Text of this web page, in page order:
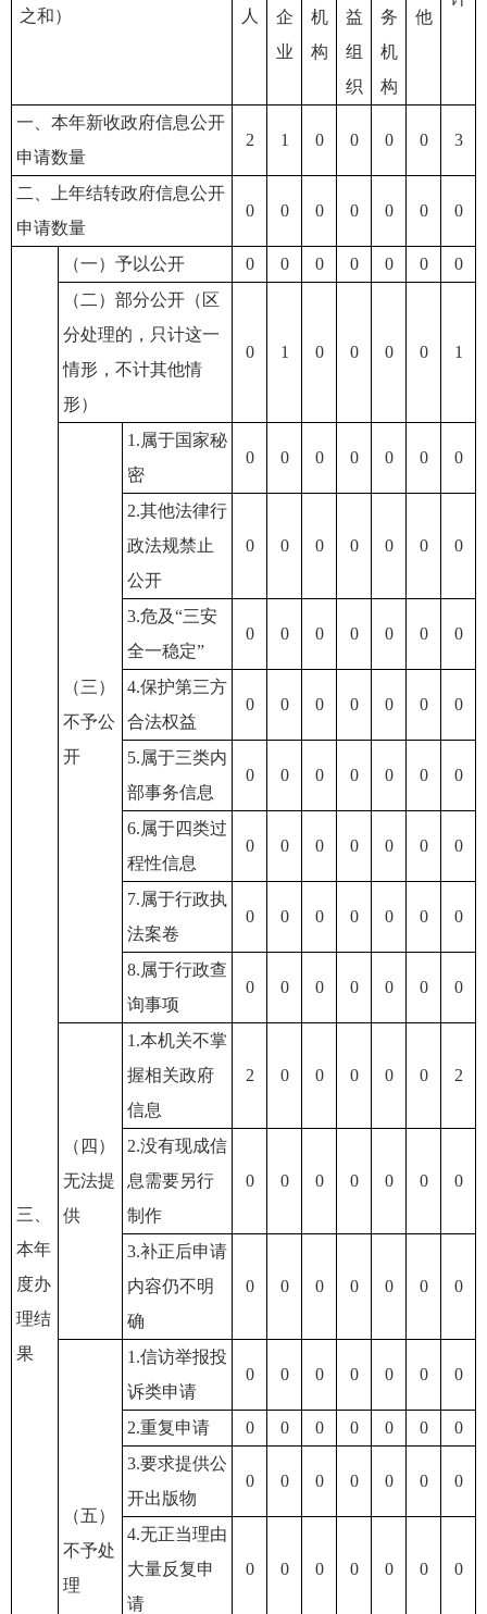
之和） 人
企
业
机
构
益
组
织
务
机
构
他
一、本年新收政府信息公开
申请数量
2 1 0 0 0 0 3
二、上年结转政府信息公开
申请数量
0 0 0 0 0 0 0
三、
本年
度办
理结
果
（一）予以公开 0 0 0 0 0 0
0
（二）部分公开（区
分处理的，只计这一
情形，不计其他情
形）
0 1 0 0 0 0 1
（三）
不予公
开
1.属于国家秘
密
0 0 0 0 0 0 0
2.其他法律行
政法规禁止
公开
0 0 0 0 0 0 0
3.危及“三安
全一稳定”
0 0 0 0 0 0 0
4.保护第三方
合法权益
0 0 0 0 0 0 0
5.属于三类内
部事务信息
0 0 0 0 0 0 0
6.属于四类过
程性信息
0 0 0 0 0 0 0
7.属于行政执
法案卷
0 0 0 0 0 0 0
8.属于行政查
询事项
0 0 0 0 0 0 0
（四）
无法提
供
1.本机关不掌
握相关政府
信息
2 0 0 0 0 0 2
2.没有现成信
息需要另行
制作
0 0 0 0 0 0 0
3.补正后申请
内容仍不明
确
0 0 0 0 0 0 0
（五）
不予处
理
1.信访举报投
诉类申请
0 0 0 0 0 0 0
2.重复申请 0 0 0 0 0 0
0
3.要求提供公
开出版物
0 0 0 0 0 0 0
4.无正当理由
大量反复申
请
0 0 0 0 0 0 0